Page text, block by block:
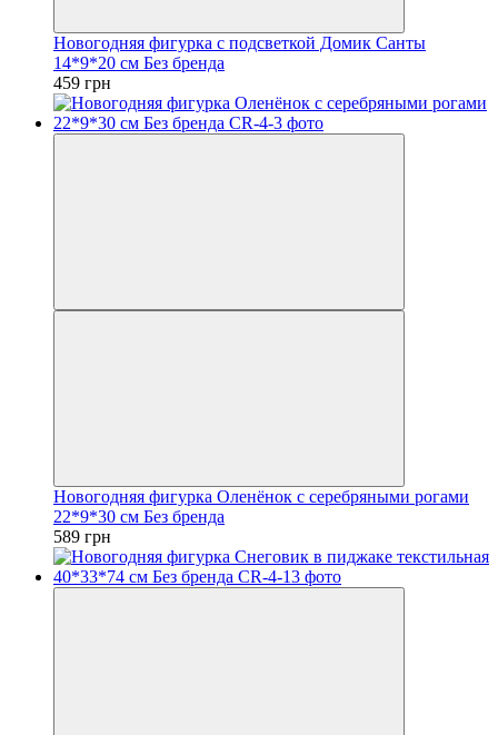
Новогодняя фигурка с подсветкой Домик Санты
14*9*20 см Без бренда
459 грн
Новогодняя фигурка Оленёнок с серебряными рогами
22*9*30 см Без бренда
589 грн